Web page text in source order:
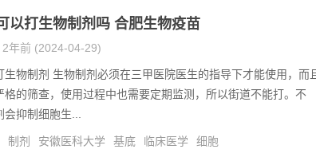
以打生物制剂吗 合肥生物疫苗
2年前 (2024-04-29)
生物制剂 生物制剂必须在三甲医院医生的指导下才能使用，而
格的筛查，使用过程中也需要定期监测，所以街道不能打。不
抑制细胞生...
制剂 安徽医科大学 基底 临床医学 细胞